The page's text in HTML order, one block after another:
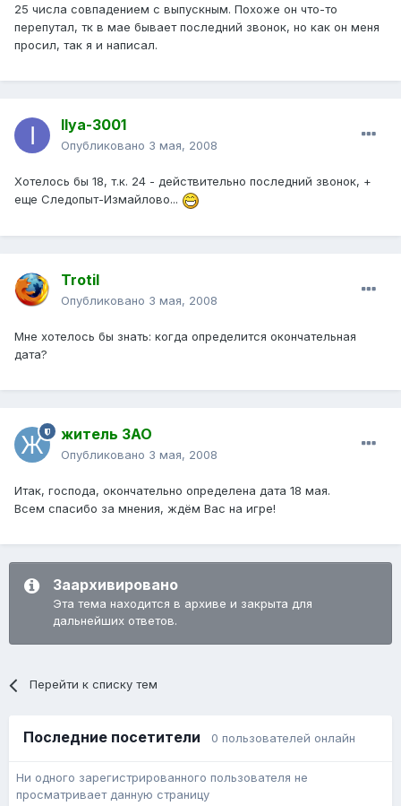
25 числа совпадением с выпускным. Похоже он что-то
перепутал, тк в мае бывает последний звонок, но как он меня
просил, так я и написал.
Ilya-3001
Опубликовано 3 мая, 2008
Хотелось бы 18, т.к. 24 - действительно последний звонок, +
еще Следопыт-Измайлово...
Trotil
Опубликовано 3 мая, 2008
Мне хотелось бы знать: когда определится окончательная
дата?
житель ЗАО
Опубликовано 3 мая, 2008
Итак, господа, окончательно определена дата 18 мая.
Всем спасибо за мнения, ждём Вас на игре!
Заархивировано
Эта тема находится в архиве и закрыта для
дальнейших ответов.
Перейти к списку тем
Последние посетители 0 пользователей онлайн
Ни одного зарегистрированного пользователя не
просматривает данную страницу